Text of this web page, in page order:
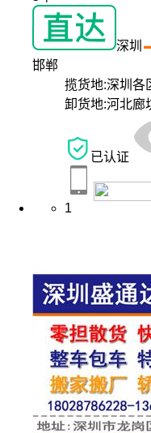
深圳
邯郸
揽货地:深圳各
卸货地:河北廊
已认证
1